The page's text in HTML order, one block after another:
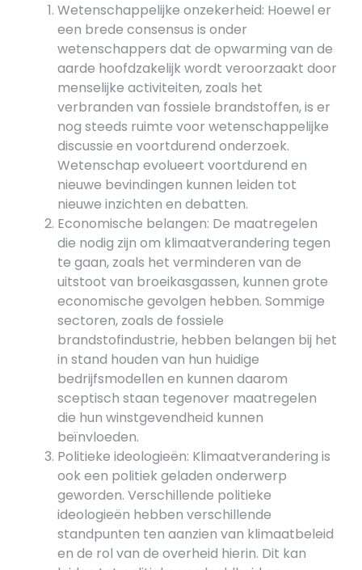
Wetenschappelijke onzekerheid: Hoewel er
een brede consensus is onder
wetenschappers dat de opwarming van de
aarde hoofdzakelijk wordt veroorzaakt door
menselijke activiteiten, zoals het
verbranden van fossiele brandstoffen, is er
nog steeds ruimte voor wetenschappelijke
discussie en voortdurend onderzoek.
Wetenschap evolueert voortdurend en
nieuwe bevindingen kunnen leiden tot
nieuwe inzichten en debatten.
Economische belangen: De maatregelen
die nodig zijn om klimaatverandering tegen
te gaan, zoals het verminderen van de
uitstoot van broeikasgassen, kunnen grote
economische gevolgen hebben. Sommige
sectoren, zoals de fossiele
brandstofindustrie, hebben belangen bij het
in stand houden van hun huidige
bedrijfsmodellen en kunnen daarom
sceptisch staan tegenover maatregelen
die hun winstgevendheid kunnen
beïnvloeden.
Politieke ideologieën: Klimaatverandering is
ook een politiek geladen onderwerp
geworden. Verschillende politieke
ideologieën hebben verschillende
standpunten ten aanzien van klimaatbeleid
en de rol van de overheid hierin. Dit kan